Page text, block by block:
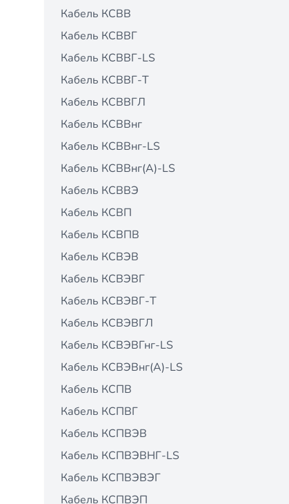
Кабель КСВВ
Кабель КСВВГ
Кабель КСВВГ-LS
Кабель КСВВГ-Т
Кабель КСВВГЛ
Кабель КСВВнг
Кабель КСВВнг-LS
Кабель КСВВнг(А)-LS
Кабель КСВВЭ
Кабель КСВП
Кабель КСВПВ
Кабель КСВЭВ
Кабель КСВЭВГ
Кабель КСВЭВГ-Т
Кабель КСВЭВГЛ
Кабель КСВЭВГнг-LS
Кабель КСВЭВнг(А)-LS
Кабель КСПВ
Кабель КСПВГ
Кабель КСПВЭВ
Кабель КСПВЭВНГ-LS
Кабель КСПВЭВЭГ
Кабель КСПВЭП